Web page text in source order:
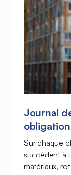
Journal
Sur chaque
succèdent à
matériaux,